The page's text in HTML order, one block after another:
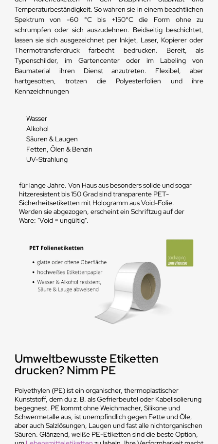
Temperaturbeständigkeit. So wahren sie in einem beachtlichen
Spektrum von -60 °C bis +150°C die Form ohne zu
schrumpfen oder sich auszudehnen. Beidseitig beschichtet,
lassen sie sich ausgezeichnet per Inkjet, Laser, Kopierer oder
Thermotransferdruck farbecht bedrucken. Bereit, als
Typenschilder, im Gartencenter oder im Labeling von
Baumaterial ihren Dienst anzutreten. Flexibel, aber
hartgesotten, trotzen die Polyesterfolien und ihre
Kennzeichnungen
Wasser
Alkohol
Säuren & Laugen
Fetten, Ölen & Benzin
UV-Strahlung
für lange Jahre. Von Haus aus besonders solide und sogar
hitzeresistent bis 150 Grad sind transparente PET-
Sicherheitsetiketten mit Hologramm aus Void-Folie.
Werden sie abgezogen, erscheint ein Schriftzug auf der
Ware: "Void = ungültig".
Umweltbewusste Etiketten
drucken? Nimm PE
Polyethylen (PE) ist ein organischer, thermoplastischer
Kunststoff, dem du z. B. als Gefrierbeutel oder Kabelisolierung
begegnest. PE kommt ohne Weichmacher, Silikone und
Schwermetalle aus, ist unempfindlich gegen Fette und Öle,
aber auch Salzlösungen, Laugen und fast alle nichtorganischen
Säuren. Glänzend, weiße PE-Etiketten sind die beste Option,